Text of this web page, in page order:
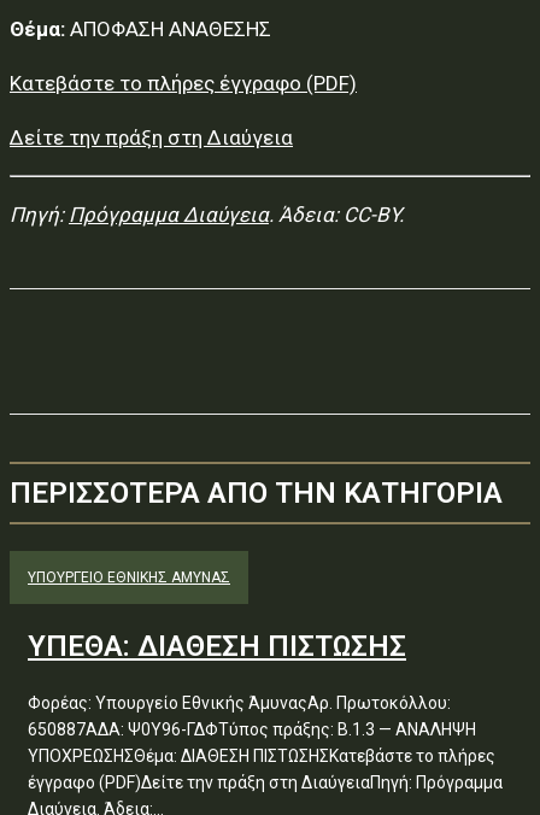
Θέμα: ΑΠΟΦΑΣΗ ΑΝΑΘΕΣΗΣ
Κατεβάστε το πλήρες έγγραφο (PDF)
Δείτε την πράξη στη Διαύγεια
Πηγή: Πρόγραμμα Διαύγεια. Άδεια: CC-BY.
ΠΕΡΙΣΣΟΤΕΡΑ ΑΠΟ ΤΗΝ ΚΑΤΗΓΟΡΙΑ
ΥΠΟΥΡΓΕΊΟ ΕΘΝΙΚΉΣ ΆΜΥΝΑΣ
ΥΠΕΘΑ: ΔΙΑΘΕΣΗ ΠΙΣΤΩΣΗΣ
Φορέας: Υπουργείο Εθνικής ΆμυναςΑρ. Πρωτοκόλλου:
650887ΑΔΑ: Ψ0Υ96-ΓΔΦΤύπος πράξης: Β.1.3 — ΑΝΑΛΗΨΗ
ΥΠΟΧΡΕΩΣΗΣΘέμα: ΔΙΑΘΕΣΗ ΠΙΣΤΩΣΗΣΚατεβάστε το πλήρες
έγγραφο (PDF)Δείτε την πράξη στη ΔιαύγειαΠηγή: Πρόγραμμα
Διαύγεια. Άδεια:...